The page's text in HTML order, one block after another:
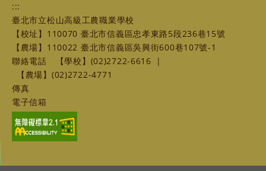
:::
臺北市立松山高級工農職業學校
【校址】110070 臺北市信義區忠孝東路5段236巷15號
【農場】110022 臺北市信義區吳興街600巷107號-1
聯絡電話
【學校】(02)2722-6616
|
【農場】(02)2722-4771
傳真
電子信箱